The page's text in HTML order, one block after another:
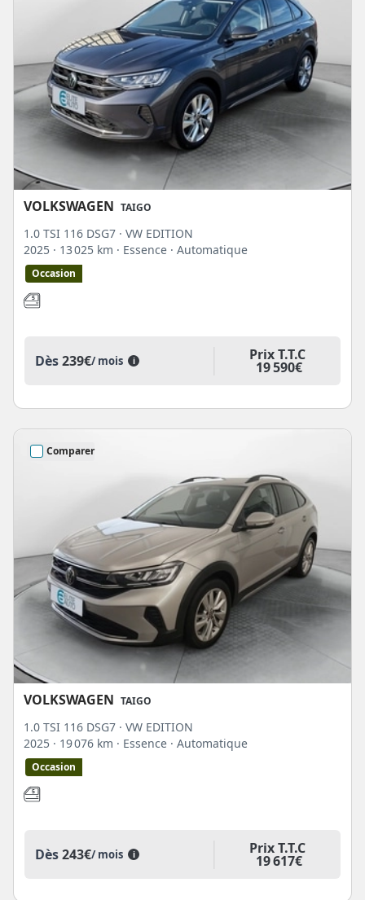
VOLKSWAGEN TAIGO
1.0 TSI 116 DSG7 · VW EDITION
2025 · 13 025 km · Essence · Automatique
Occasion
Dès239€/ mois i Prix T.T.C
19 590€
Comparer
VOLKSWAGEN TAIGO
1.0 TSI 116 DSG7 · VW EDITION
2025 · 19 076 km · Essence · Automatique
Occasion
Dès243€/ mois i Prix T.T.C
19 617€